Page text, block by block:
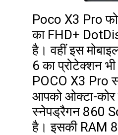
Poco X3 Pro
का FHD+
है। वहीं इस
6 का प्रोटेक्शन
POCO X3 Pro
आपको ओक्टा-कोर
स्नेपड्रैगन 860
है। इसकी RAM